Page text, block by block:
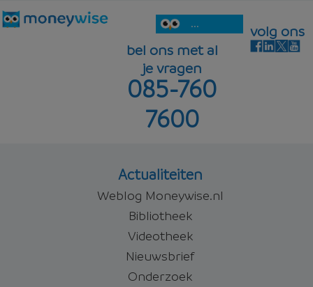
...
bel ons met al
je vragen
085-760
7600
volg ons
Actualiteiten
Weblog Moneywise.nl
Bibliotheek
Videotheek
Nieuwsbrief
Onderzoek